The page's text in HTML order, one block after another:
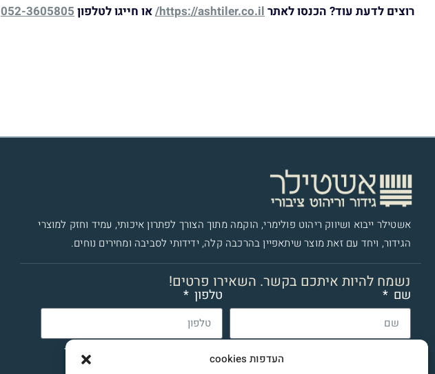
העדפות cookies
רוצים לדעת עוד? הכנסו לאתרhttps://ashtiler.co.il/ או חייגו לטלפון052-3605805
אשטילר ייבוא ושיווק ריהוט פולימרי​, הוקמה מתוך הצורך לפתרון איכותי, עמיד וחזק למוצרי
הגידור, ויחד עם זאת מוצר שיתאפיין בהרכבה קלה, ידידותי לסביבה ומחירים נוחים.
נשמח להיות איתכם בקשר. השאירו פרטים!
שם טלפון
מדיניות הפרטיותשל אשטילר ואני מאשר ליצור איתי קשר